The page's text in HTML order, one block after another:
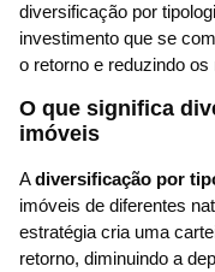
diversificação por
investimento que se
o retorno e reduzindo os
O que significa
imóveis
Adiversificação por
imóveis de diferentes
estratégia cria uma
retorno, diminuindo a